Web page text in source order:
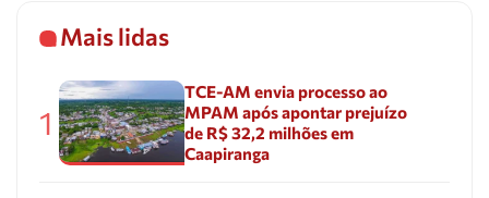
Mais lidas
1
TCE-AM envia processo ao
MPAM após apontar prejuízo
de R$ 32,2 milhões em
Caapiranga